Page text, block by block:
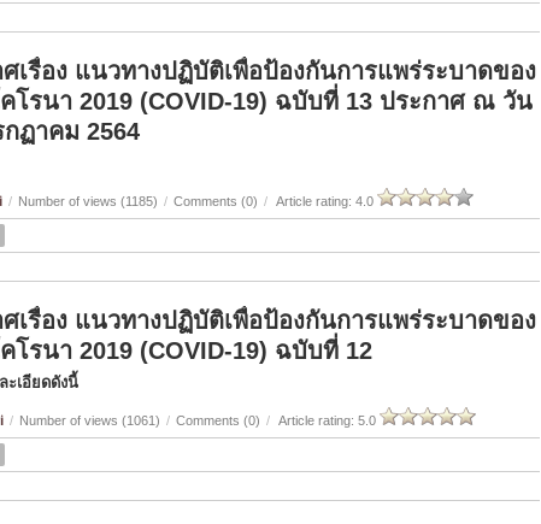
เรื่อง แนวทางปฏิบัติเพื่อป้องกันการแพร่ระบาดของ
โรนา 2019 (COVID-19) ฉบับที่ 13 ประกาศ ณ วัน
ฏาคม 2564
/ Number of views (1185) / Comments (0) / Article rating: 4.0
เรื่อง แนวทางปฏิบัติเพื่อป้องกันการแพร่ระบาดของ
โรนา 2019 (COVID-19) ฉบับที่ 12
ะเอียดดังนี้
/ Number of views (1061) / Comments (0) / Article rating: 5.0